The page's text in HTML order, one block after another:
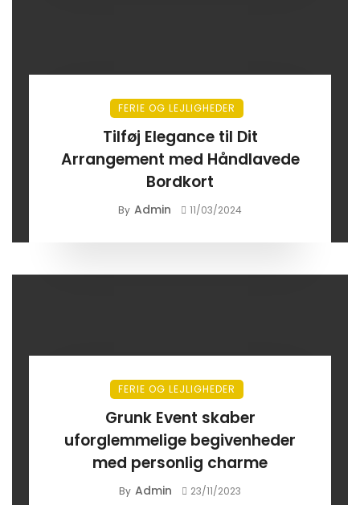
FERIE OG LEJLIGHEDER
Tilføj Elegance til Dit
Arrangement med Håndlavede
Bordkort
By Admin 11/03/2024
FERIE OG LEJLIGHEDER
Grunk Event skaber
uforglemmelige begivenheder
med personlig charme
By Admin 23/11/2023